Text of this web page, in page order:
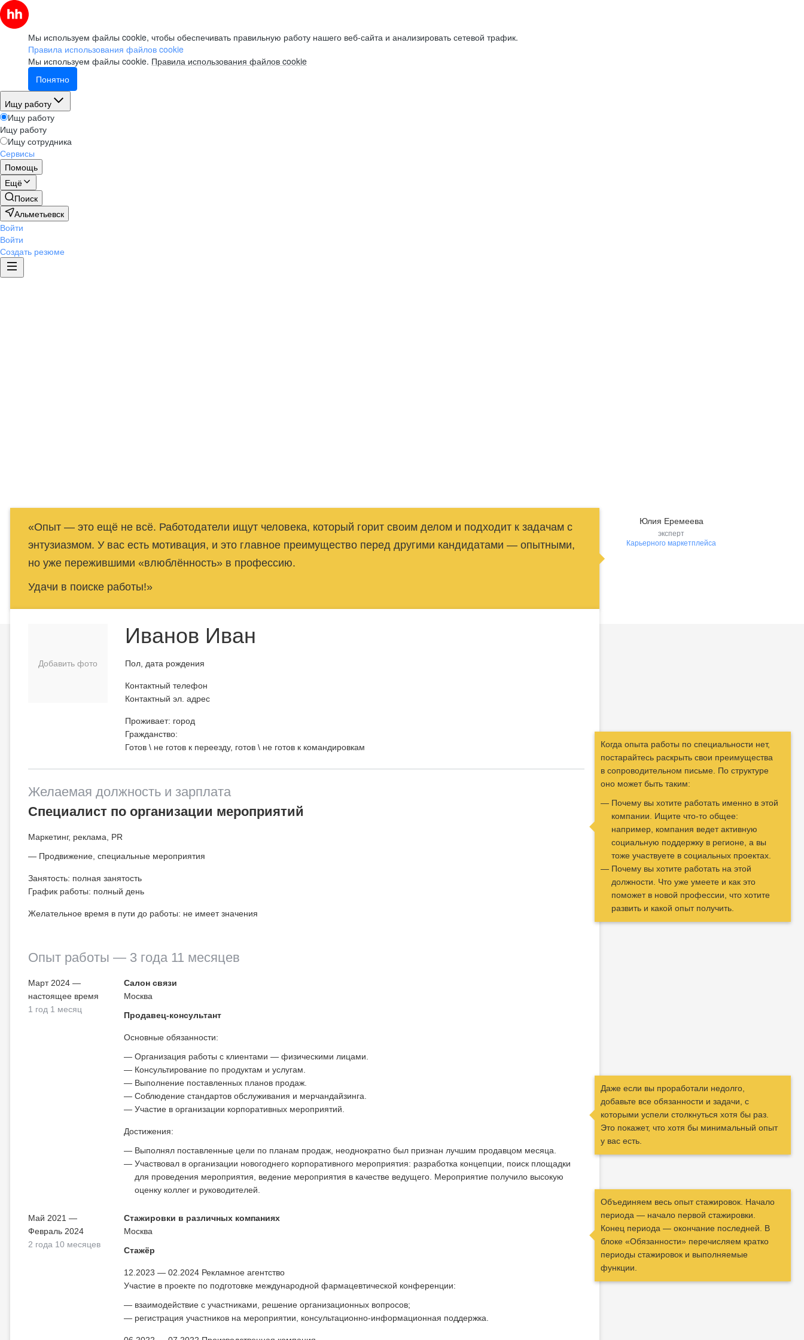
Мы используем файлы cookie, чтобы обеспечивать правильную работу нашего веб-сайта и анализировать сетевой трафик.
Правила использования файлов cookie
Мы используем файлы cookie. Правила использования файлов cookie
Понятно
Ищу работу
Ищу работу
Ищу работу
Ищу сотрудника
Сервисы
Помощь
Ещё
Поиск
Альметьевск
Войти
Войти
Создать резюме
«Опыт — это ещё не всё. Работодатели ищут человека, который горит своим делом и подходит к задачам с
энтузиазмом. У вас есть мотивация, и это главное преимущество перед другими кандидатами — опытными,
но уже пережившими «влюблённость» в профессию.
Удачи в поиске работы!»
Юлия Еремеева
эксперт
Карьерного маркетплейса
Добавить фото
Иванов Иван
Пол, дата рождения
Контактный телефон
Контактный эл. адрес
Проживает: город
Гражданство:
Готов \ не готов к переезду, готов \ не готов к командировкам
Желаемая должность и зарплата
Специалист по организации мероприятий
Маркетинг, реклама, PR
Продвижение, специальные мероприятия
Занятость: полная занятость
График работы: полный день
Желательное время в пути до работы: не имеет значения
Опыт работы — 3 года 11 месяцев
Март 2024 —
настоящее время
1 год 1 месяц
Салон связи
Москва
Продавец-консультант
Основные обязанности:
Организация работы с клиентами — физическими лицами.
Консультирование по продуктам и услугам.
Выполнение поставленных планов продаж.
Соблюдение стандартов обслуживания и мерчандайзинга.
Участие в организации корпоративных мероприятий.
Достижения:
Выполнял поставленные цели по планам продаж, неоднократно был признан лучшим продавцом месяца.
Участвовал в организации новогоднего корпоративного мероприятия: разработка концепции, поиск площадки
для проведения мероприятия, ведение мероприятия в качестве ведущего. Мероприятие получило высокую
оценку коллег и руководителей.
Когда опыта работы по специальности нет,
постарайтесь раскрыть свои преимущества
в сопроводительном письме. По структуре
оно может быть таким:
Почему вы хотите работать именно в этой
компании. Ищите что-то общее:
например, компания ведет активную
социальную поддержку в регионе, а вы
тоже участвуете в социальных проектах.
Почему вы хотите работать на этой
должности. Что уже умеете и как это
поможет в новой профессии, что хотите
развить и какой опыт получить.
Даже если вы проработали недолго,
добавьте все обязанности и задачи, с
которыми успели столкнуться хотя бы раз.
Это покажет, что хотя бы минимальный опыт
у вас есть.
Объединяем весь опыт стажировок. Начало
периода — начало первой стажировки.
Конец периода — окончание последней. В
блоке «Обязанности» перечисляем кратко
периоды стажировок и выполняемые
функции.
Май 2021 —
Февраль 2024
2 года 10 месяцев
Стажировки в различных компаниях
Москва
Стажёр
12.2023 — 02.2024 Рекламное агентство
Участие в проекте по подготовке международной фармацевтической конференции:
взаимодействие с участниками, решение организационных вопросов;
регистрация участников на мероприятии, консультационно-информационная поддержка.